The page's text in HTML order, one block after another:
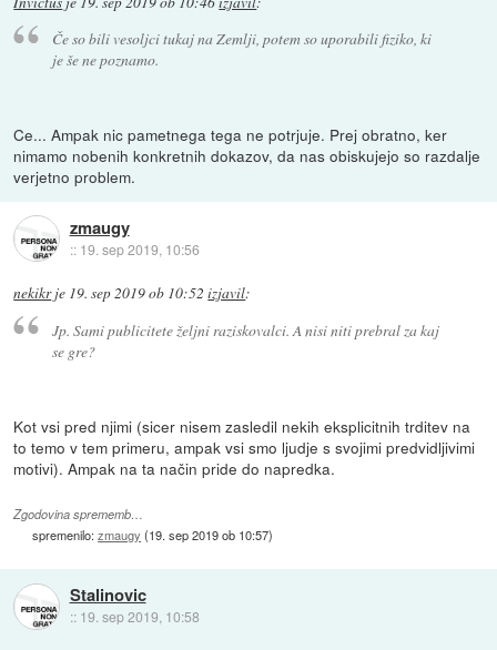
Če so bili vesoljci tukaj na Zemlji, potem so uporabili fiziko, ki
je še ne poznamo.
Ce... Ampak nic pametnega tega ne potrjuje. Prej obratno, ker
nimamo nobenih konkretnih dokazov, da nas obiskujejo so razdalje
verjetno problem.
zmaugy
:: 19. sep 2019, 10:56
nekikrje 19. sep 2019 ob 10:52 izjavil:
Jp. Sami publicitete željni raziskovalci. A nisi niti prebral za kaj
se gre?
Kot vsi pred njimi (sicer nisem zasledil nekih eksplicitnih trditev na
to temo v tem primeru, ampak vsi smo ljudje s svojimi predvidljivimi
motivi). Ampak na ta način pride do napredka.
Zgodovina sprememb…
spremenilo:zmaugy (19. sep 2019 ob 10:57)
Stalinovic
:: 19. sep 2019, 10:58